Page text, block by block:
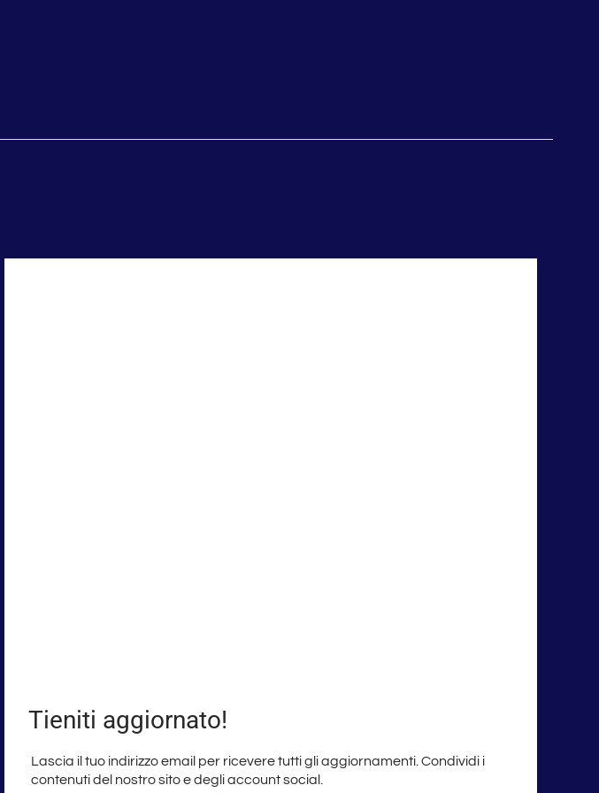
Tieniti aggiornato!
Lascia il tuo indirizzo email per ricevere tutti gli aggiornamenti. Condividi i
contenuti del nostro sito e degli account social.